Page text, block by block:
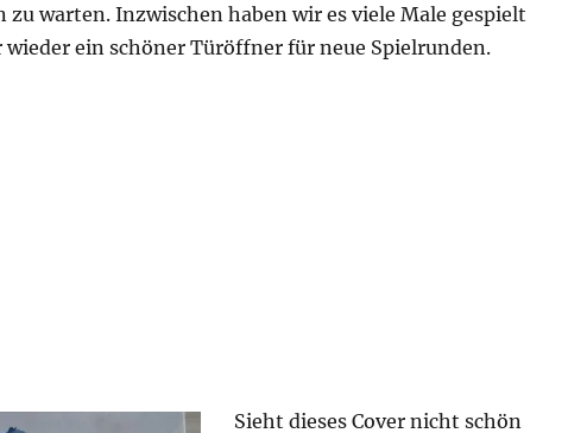
zu warten. Inzwischen haben wir es viele Male gespielt
ein schöner Türöffner für neue Spielrunden.
Sieht dieses Cover nicht schön